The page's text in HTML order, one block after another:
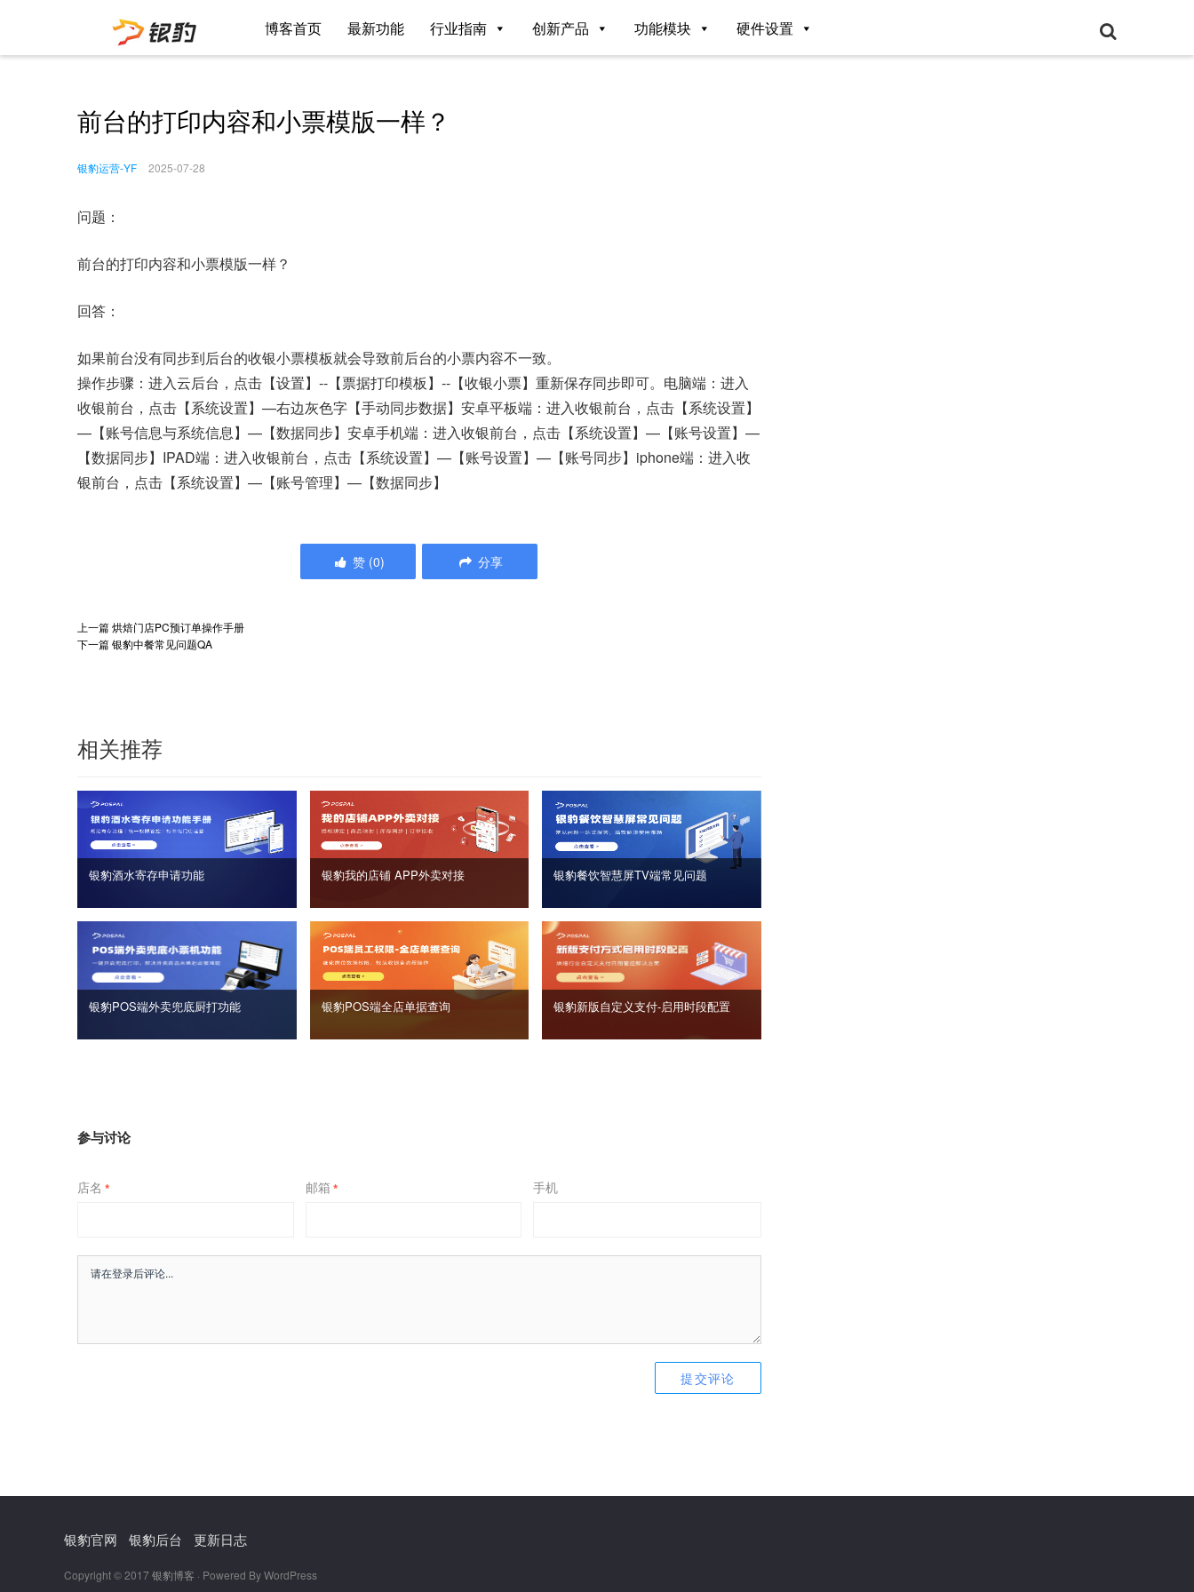
博客首页 最新功能 行业指南 创新产品 功能模块 硬件设置
前台的打印内容和小票模版一样？
银豹运营-YF 2025-07-28
问题：
前台的打印内容和小票模版一样？
回答：
如果前台没有同步到后台的收银小票模板就会导致前后台的小票内容不一致。
操作步骤：进入云后台，点击【设置】--【票据打印模板】--【收银小票】重新保存同步即可。电脑端：进入
收银前台，点击【系统设置】—右边灰色字【手动同步数据】安卓平板端：进入收银前台，点击【系统设置】
—【账号信息与系统信息】—【数据同步】安卓手机端：进入收银前台，点击【系统设置】—【账号设置】—
【数据同步】IPAD端：进入收银前台，点击【系统设置】—【账号设置】—【账号同步】iphone端：进入收
银前台，点击【系统设置】—【账号管理】—【数据同步】
赞 (0) 分享
上一篇烘焙门店PC预订单操作手册
下一篇银豹中餐常见问题QA
相关推荐
银豹酒水寄存申请功能 银豹我的店铺 APP外卖对接 银豹餐饮智慧屏TV端常见问题
银豹POS端外卖兜底厨打功能 银豹POS端全店单据查询 银豹新版自定义支付‑启用时段配置
参与讨论
店名 * 邮箱 * 手机
银豹官网 银豹后台 更新日志
Copyright © 2017 银豹博客 · Powered By WordPress